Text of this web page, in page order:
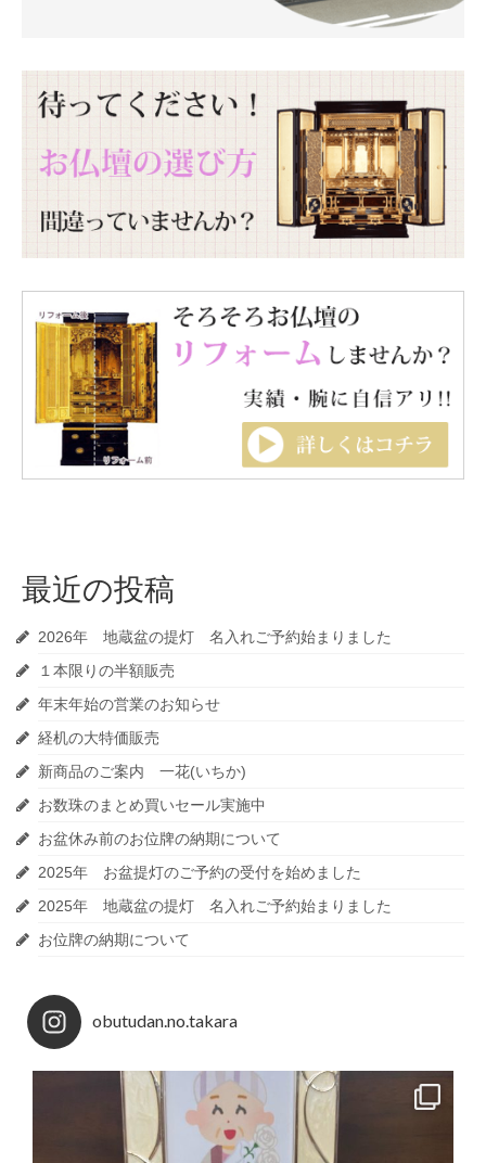
最近の投稿
2026年 地蔵盆の提灯 名入れご予約始まりました
１本限りの半額販売
年末年始の営業のお知らせ
経机の大特価販売
新商品のご案内 一花(いちか)
お数珠のまとめ買いセール実施中
お盆休み前のお位牌の納期について
2025年 お盆提灯のご予約の受付を始めました
2025年 地蔵盆の提灯 名入れご予約始まりました
お位牌の納期について
obutudan.no.takara